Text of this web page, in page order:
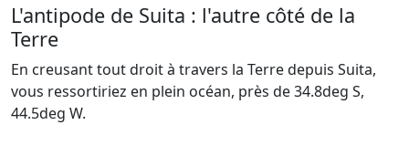
L'antipode de Suita : l'autre côté de la
Terre
En creusant tout droit à travers la Terre depuis Suita,
vous ressortiriez en plein océan, près de 34.8deg S,
44.5deg W.